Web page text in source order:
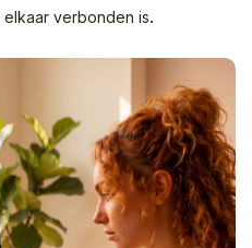
verbonden is.